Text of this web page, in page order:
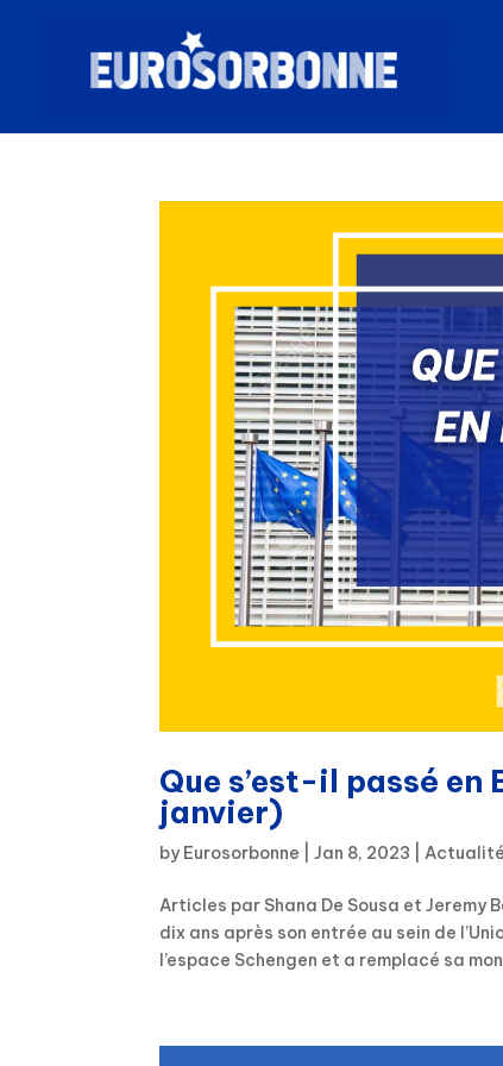
Que s’est-il passé
janvier)
by Eurosorbonne |Jan 8, 2023 |
Articles par Shana De Sousa et Jeremy
dix ans après son entrée au sein de
l’espace Schengen et a remplacé sa